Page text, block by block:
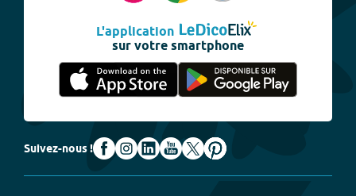
L'application
sur votre smartphone
Suivez-nous !